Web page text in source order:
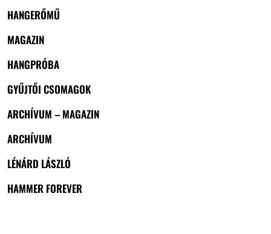
HANGERŐMŰ
MAGAZIN
HANGPRÓBA
GYŰJTŐI CSOMAGOK
ARCHÍVUM – MAGAZIN
ARCHÍVUM
LÉNÁRD LÁSZLÓ
HAMMER FOREVER